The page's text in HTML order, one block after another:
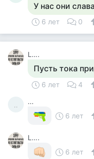
У нас они
6 лет 0
L….
Пусть тока
6 лет 4
..
...
6 лет
L….
6 лет